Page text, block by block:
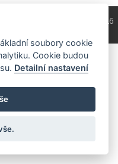
a správa 2004 - 2026
soubory cookie
Cookie budou
Detailní nastavení